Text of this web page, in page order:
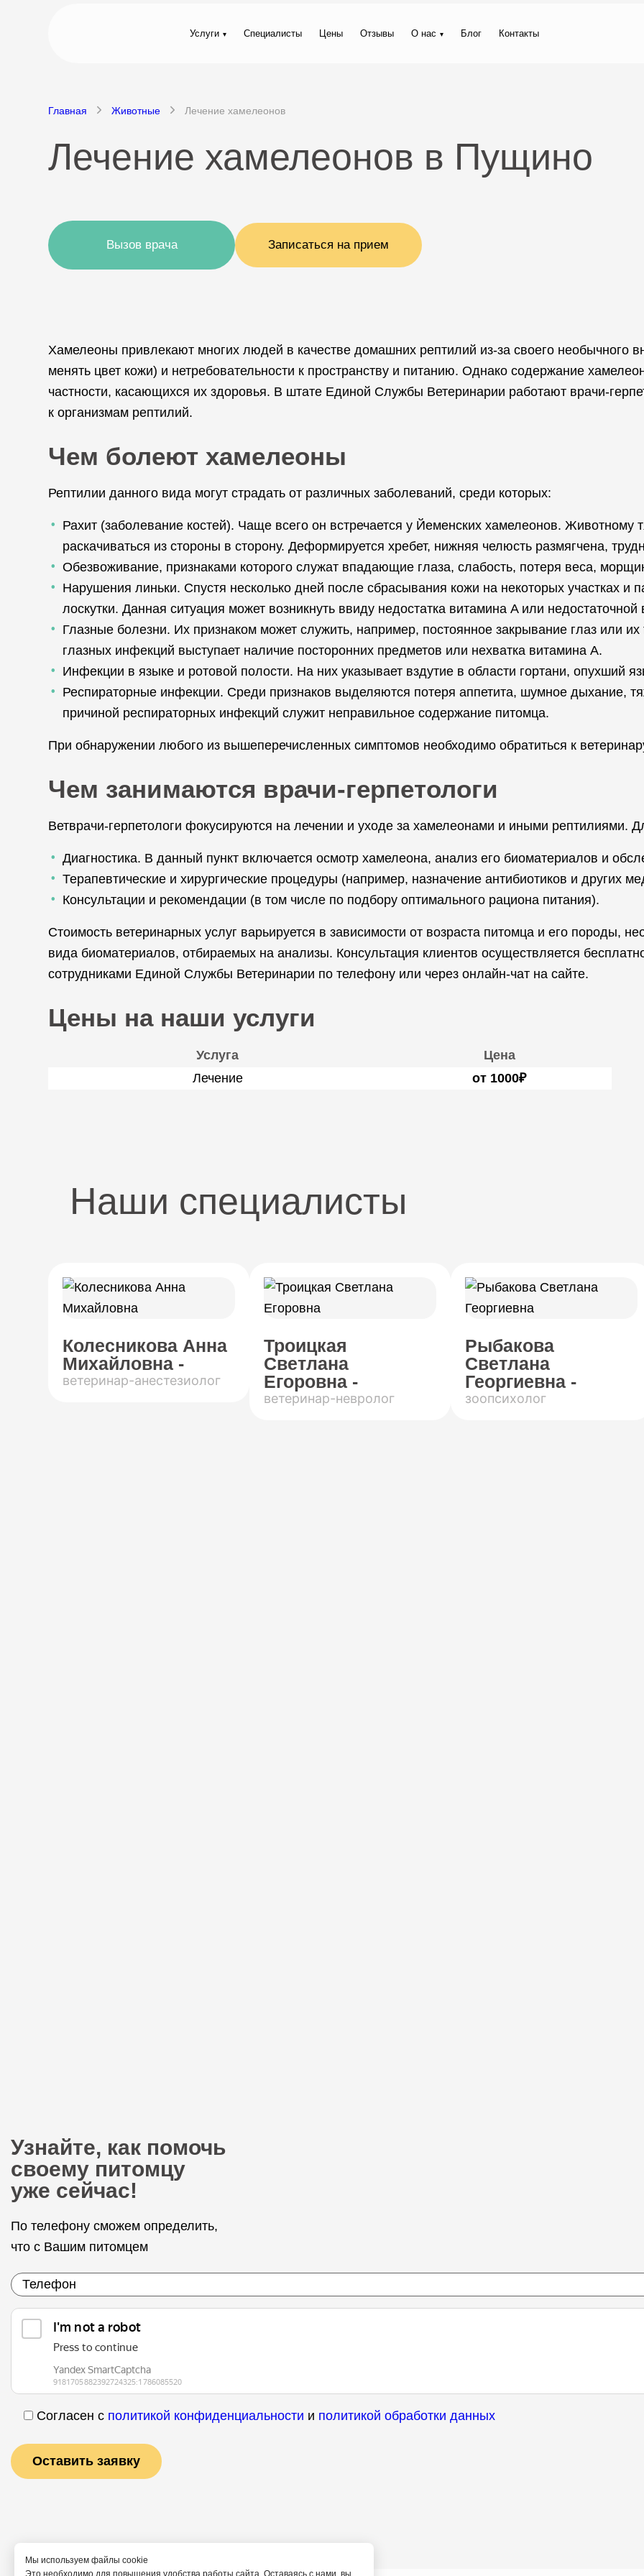
Услуги Специалисты Цены Отзывы О нас Блог Контакты
Главная Животные Лечение хамелеонов
Лечение хамелеонов в Пущино
Вызов врача Записаться на прием
Хамелеоны привлекают многих людей в качестве домашних рептилий из-за своего необычного
менять цвет кожи) и нетребовательности к пространству и питанию. Однако содержание
частности, касающихся их здоровья. В штате Единой Службы Ветеринарии работают врачи-
к организмам рептилий.
Чем болеют хамелеоны
Рептилии данного вида могут страдать от различных заболеваний, среди которых:
Рахит (заболевание костей). Чаще всего он встречается у Йеменских хамелеонов. Животному
раскачиваться из стороны в сторону. Деформируется хребет, нижняя челюсть размягчена,
Обезвоживание, признаками которого служат впадающие глаза, слабость, потеря веса,
Нарушения линьки. Спустя несколько дней после сбрасывания кожи на некоторых участках и
лоскутки. Данная ситуация может возникнуть ввиду недостатка витамина A или
Глазные болезни. Их признаком может служить, например, постоянное закрывание глаз или
глазных инфекций выступает наличие посторонних предметов или нехватка витамина A.
Инфекции в языке и ротовой полости. На них указывает вздутие в области гортани, опухший
Респираторные инфекции. Среди признаков выделяются потеря аппетита, шумное дыхание,
причиной респираторных инфекций служит неправильное содержание питомца.
При обнаружении любого из вышеперечисленных симптомов необходимо обратиться к
Чем занимаются врачи-герпетологи
Ветврачи-герпетологи фокусируются на лечении и уходе за хамелеонами и иными
Диагностика. В данный пункт включается осмотр хамелеона, анализ его биоматериалов и
Терапевтические и хирургические процедуры (например, назначение антибиотиков и других
Консультации и рекомендации (в том числе по подбору оптимального рациона питания).
Стоимость ветеринарных услуг варьируется в зависимости от возраста питомца и его породы,
вида биоматериалов, отбираемых на анализы. Консультация клиентов осуществляется
сотрудниками Единой Службы Ветеринарии по телефону или через онлайн-чат на сайте.
Цены на наши услуги
Услуга
Цена
Лечение
от 1000₽
Наши специалисты
Колесникова Анна
Михайловна -
ветеринар-анестезиолог
Троицкая
Светлана
Егоровна -
ветеринар-невролог
Рыбакова
Светлана
Георгиевна -
зоопсихолог
Узнайте, как помочь
своему питомцу
уже сейчас!
По телефону сможем определить,
что с Вашим питомцем
Согласен с политикой конфиденциальности и политикой обработки данных
Мы используем файлы cookie
Это необходимо для повышения удобства работы сайта. Оставаясь с нами, вы